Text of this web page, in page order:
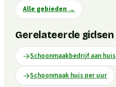
Alle gebieden →
Gerelateerde gidsen
Schoonmaakbedrijf aan huis
Schoonmaak huis per uur